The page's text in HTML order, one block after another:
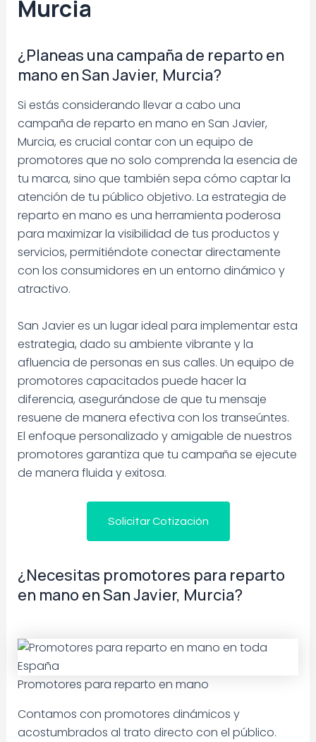
Murcia
¿Planeas una campaña de reparto en
mano en San Javier, Murcia?
Si estás considerando llevar a cabo una
campaña de reparto en mano en San Javier,
Murcia, es crucial contar con un equipo de
promotores que no solo comprenda la esencia de
tu marca, sino que también sepa cómo captar la
atención de tu público objetivo. La estrategia de
reparto en mano es una herramienta poderosa
para maximizar la visibilidad de tus productos y
servicios, permitiéndote conectar directamente
con los consumidores en un entorno dinámico y
atractivo.
San Javier es un lugar ideal para implementar esta
estrategia, dado su ambiente vibrante y la
afluencia de personas en sus calles. Un equipo de
promotores capacitados puede hacer la
diferencia, asegurándose de que tu mensaje
resuene de manera efectiva con los transeúntes.
El enfoque personalizado y amigable de nuestros
promotores garantiza que tu campaña se ejecute
de manera fluida y exitosa.
Solicitar Cotización
¿Necesitas promotores para reparto
en mano en San Javier, Murcia?
Promotores para reparto en mano
Contamos con promotores dinámicos y
acostumbrados al trato directo con el público.